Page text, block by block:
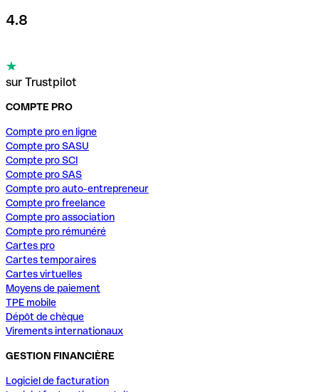
4.8
sur Trustpilot
COMPTE PRO
Compte pro en ligne
Compte pro SASU
Compte pro SCI
Compte pro SAS
Compte pro auto-entrepreneur
Compte pro freelance
Compte pro association
Compte pro rémunéré
Cartes pro
Cartes temporaires
Cartes virtuelles
Moyens de paiement
TPE mobile
Dépôt de chèque
Virements internationaux
GESTION FINANCIÈRE
Logiciel de facturation